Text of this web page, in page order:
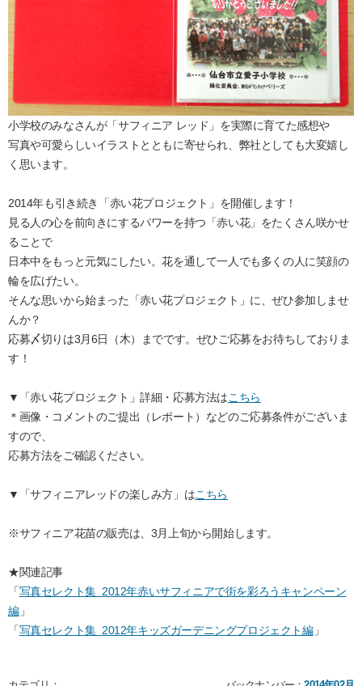
小学校のみなさんが「サフィニア レッド」を実際に育てた感想や
写真や可愛らしいイラストとともに寄せられ、弊社としても大変嬉し
く思います。
2014年も引き続き「赤い花プロジェクト」を開催します！
見る人の心を前向きにするパワーを持つ「赤い花」をたくさん咲かせ
ることで
日本中をもっと元気にしたい。花を通して一人でも多くの人に笑顔の
輪を広げたい。
そんな思いから始まった「赤い花プロジェクト」に、ぜひ参加しませ
んか？
応募〆切りは3月6日（木）までです。ぜひご応募をお待ちしておりま
す！
▼「赤い花プロジェクト」詳細・応募方法はこちら
＊画像・コメントのご提出（レポート）などのご応募条件がございま
すので、
応募方法をご確認ください。
▼「サフィニアレッドの楽しみ方」はこちら
※サフィニア花苗の販売は、3月上旬から開始します。
★関連記事
「写真セレクト集 2012年赤いサフィニアで街を彩ろうキャンペーン
編」
「写真セレクト集 2012年キッズガーデニングプロジェクト編」